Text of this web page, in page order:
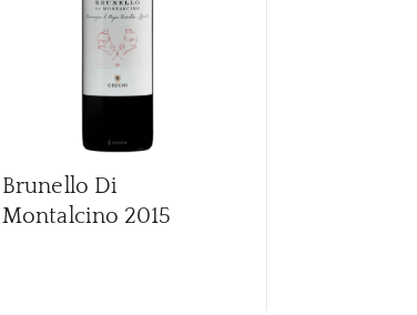
Brunello Di
Montalcino 2015